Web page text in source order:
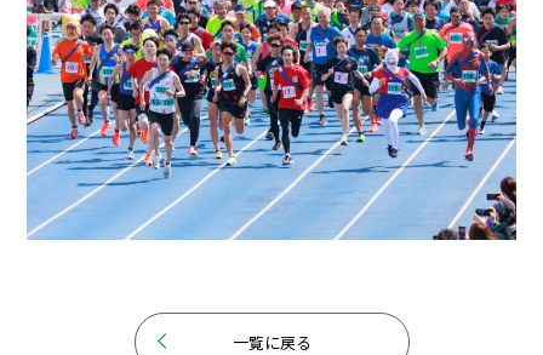
一覧に戻る